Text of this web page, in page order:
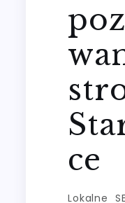
ce
Lokalne